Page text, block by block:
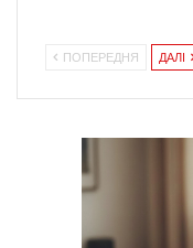
ПОПЕРЕДНЯ ДАЛІ